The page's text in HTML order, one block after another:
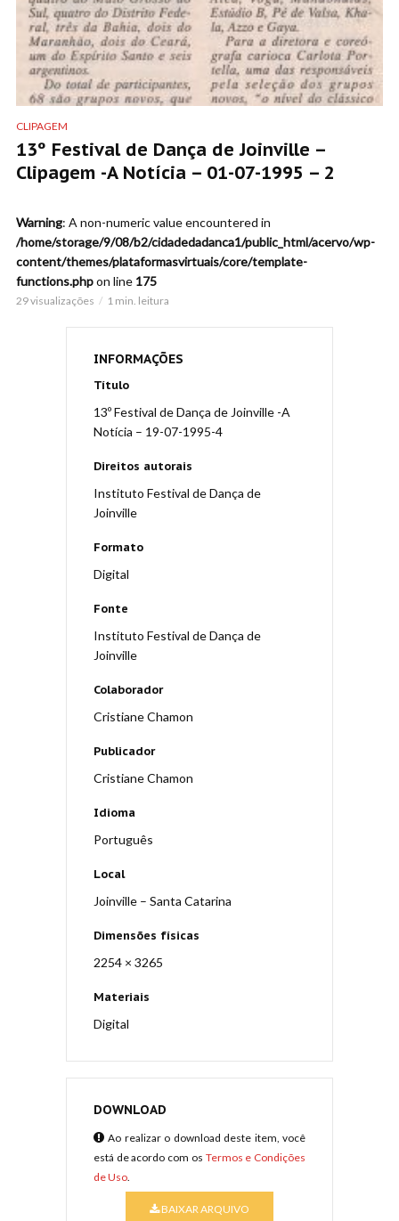
CLIPAGEM
13º Festival de Dança de Joinville –
Clipagem -A Notícia – 01-07-1995 – 2
Warning: A non-numeric value encountered in
/home/storage/9/08/b2/cidadedadanca1/public_html/acervo/wp-
content/themes/plataformasvirtuais/core/template-
functions.phpon line 175
29 visualizações 1 min. leitura
INFORMAÇÕES
Título
13º Festival de Dança de Joinville -A
Notícia – 19-07-1995-4
Direitos autorais
Instituto Festival de Dança de
Joinville
Formato
Digital
Fonte
Instituto Festival de Dança de
Joinville
Colaborador
Cristiane Chamon
Publicador
Cristiane Chamon
Idioma
Português
Local
Joinville – Santa Catarina
Dimensões físicas
2254 × 3265
Materiais
Digital
DOWNLOAD
Ao realizar o download deste item, você
está de acordo com os Termos e Condições
de Uso.
BAIXAR ARQUIVO